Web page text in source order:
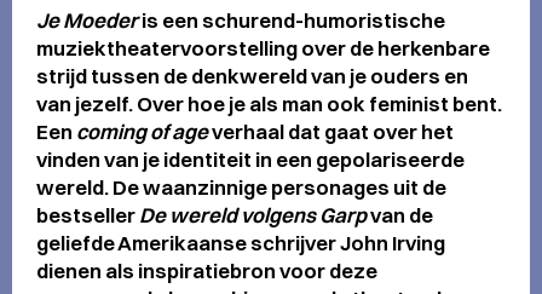
Je Moederis een schurend-humoristische
muziektheatervoorstelling over de herkenbare
strijd tussen de denkwereld van je ouders en
van jezelf. Over hoe je als man ook feminist bent.
Een coming of ageverhaal dat gaat over het
vinden van je identiteit in een gepolariseerde
wereld. De waanzinnige personages uit de
bestsellerDe wereld volgens Garpvan de
geliefde Amerikaanse schrijver John Irving
dienen als inspiratiebron voor deze